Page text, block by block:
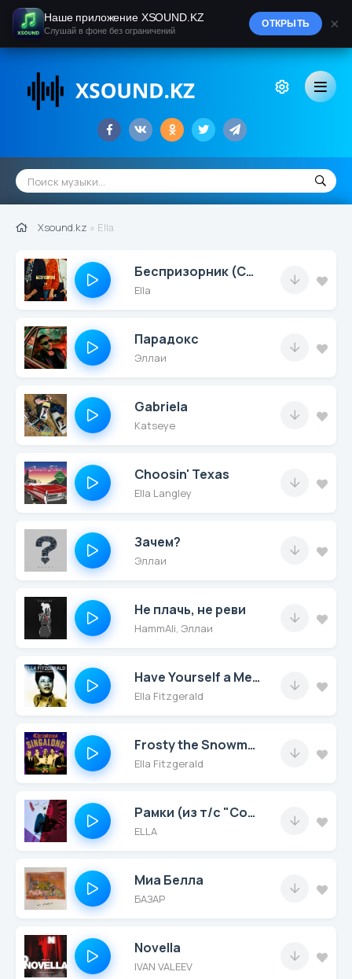
Xsound.kz » Ella
Беспризорник (Cover)
Ella
Парадокс
Эллаи
Gabriela
Katseye
Choosin' Texas
Ella Langley
Зачем?
Эллаи
Не плачь, не реви
HammAli, Эллаи
Have Yourself a Merry Little Christmas (Remastered)
Ella Fitzgerald
Frosty the Snowman
Ella Fitzgerald
Рамки (из т/с "Солдаут")
ELLA
Миа Белла
БАЗАР
Novella
IVAN VALEEV
Наше приложение XSOUND.KZ
Слушай в фоне без ограничений
ОТКРЫТЬ ×